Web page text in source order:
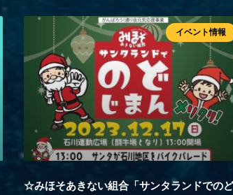
イベント情報
☆みほそあきない組合「サンタランドでの